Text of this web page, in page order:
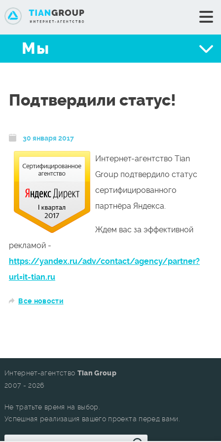
Мы
Услуги
Техподдержка
Контакты
+7 (351) 776-34-35
Мы
Подтвердили статус!
30 января 2017
Интернет-агентство Tian
Group подтвердило статус
сертифицированного
партнёра Яндекса.
Ждем вас за эффективной
рекламой -
https://yandex.ru/adv/contact/agency/partner?
url=it-tian.ru
Все новости
Интернет-агентство Tian Group
2007 - 2026
Не тратьте время на выбор.
Успешная реализация вашего проекта перед вами.